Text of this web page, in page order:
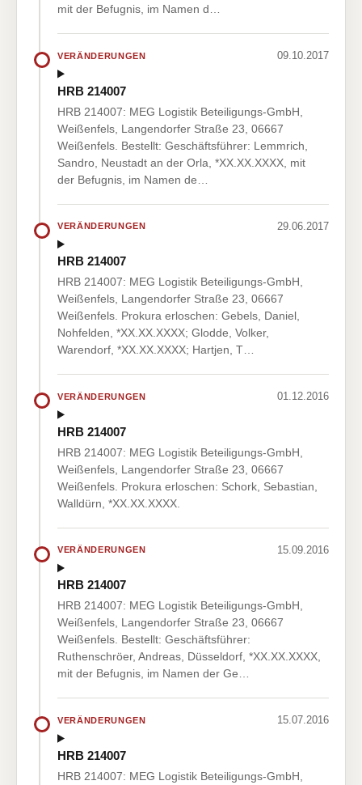
mit der Befugnis, im Namen d…
VERÄNDERUNGEN 09.10.2017
HRB 214007
HRB 214007: MEG Logistik Beteiligungs-GmbH,
Weißenfels, Langendorfer Straße 23, 06667
Weißenfels. Bestellt: Geschäftsführer: Lemmrich,
Sandro, Neustadt an der Orla, *XX.XX.XXXX, mit
der Befugnis, im Namen de…
VERÄNDERUNGEN 29.06.2017
HRB 214007
HRB 214007: MEG Logistik Beteiligungs-GmbH,
Weißenfels, Langendorfer Straße 23, 06667
Weißenfels. Prokura erloschen: Gebels, Daniel,
Nohfelden, *XX.XX.XXXX; Glodde, Volker,
Warendorf, *XX.XX.XXXX; Hartjen, T…
VERÄNDERUNGEN 01.12.2016
HRB 214007
HRB 214007: MEG Logistik Beteiligungs-GmbH,
Weißenfels, Langendorfer Straße 23, 06667
Weißenfels. Prokura erloschen: Schork, Sebastian,
Walldürn, *XX.XX.XXXX.
VERÄNDERUNGEN 15.09.2016
HRB 214007
HRB 214007: MEG Logistik Beteiligungs-GmbH,
Weißenfels, Langendorfer Straße 23, 06667
Weißenfels. Bestellt: Geschäftsführer:
Ruthenschröer, Andreas, Düsseldorf, *XX.XX.XXXX,
mit der Befugnis, im Namen der Ge…
VERÄNDERUNGEN 15.07.2016
HRB 214007
HRB 214007: MEG Logistik Beteiligungs-GmbH,